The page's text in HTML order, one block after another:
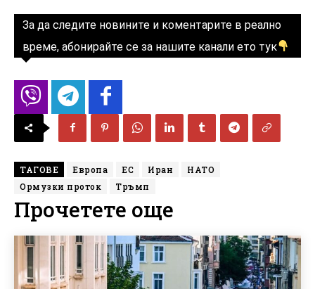
За да следите новините и коментарите в реално
време, абонирайте се за нашите канали ето тук
ТАГОВЕ Европа ЕС Иран
НАТО
Ормузки проток
Тръмп
Прочетете още